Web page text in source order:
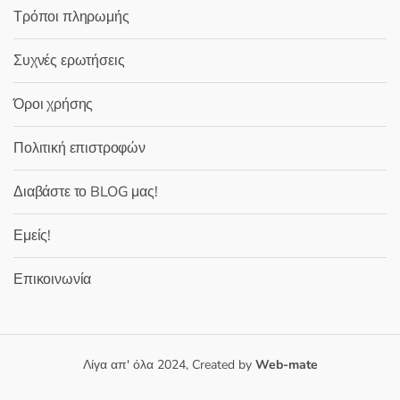
Τρόποι πληρωμής
Συχνές ερωτήσεις
Όροι χρήσης
Πολιτική επιστροφών
Διαβάστε το BLOG μας!
Εμείς!
Επικοινωνία
Λίγα απ' όλα 2024, Created by Web-mate